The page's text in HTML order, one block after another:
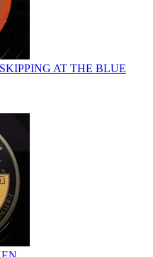
AT THE BLUE